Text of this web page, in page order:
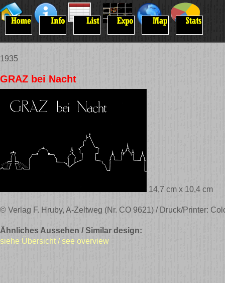
1935
GRAZ bei Nacht
14,7 cm x 10,4 cm
© Verlag F. Hruby, A-Zeltweg (Nr. CO 9621) / Druck/Printer:
Ähnliches Aussehen / Similar design:
siehe Übersicht / see overview